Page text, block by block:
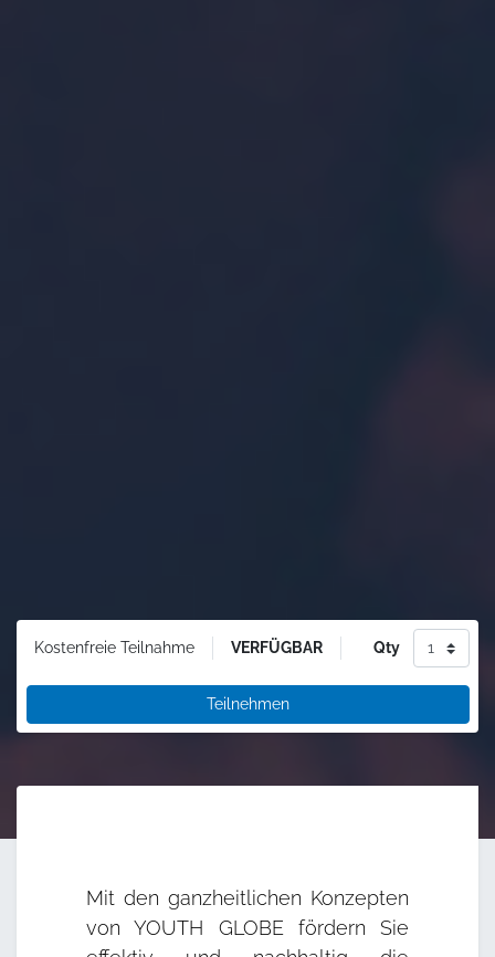
Kostenfreie Teilnahme VERFÜGBAR Qty
Teilnehmen
Mit den ganzheitlichen Konzepten
von YOUTH GLOBE fördern Sie